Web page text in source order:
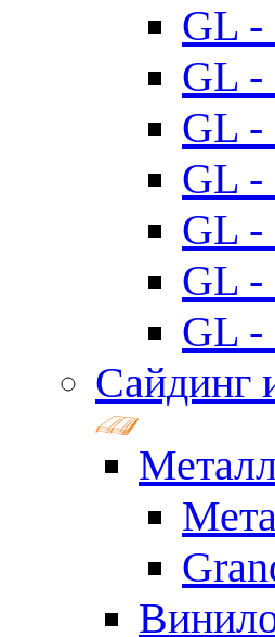
GL -
GL
GL -
GL -
GL -
GL -
GL -
Сайдинг